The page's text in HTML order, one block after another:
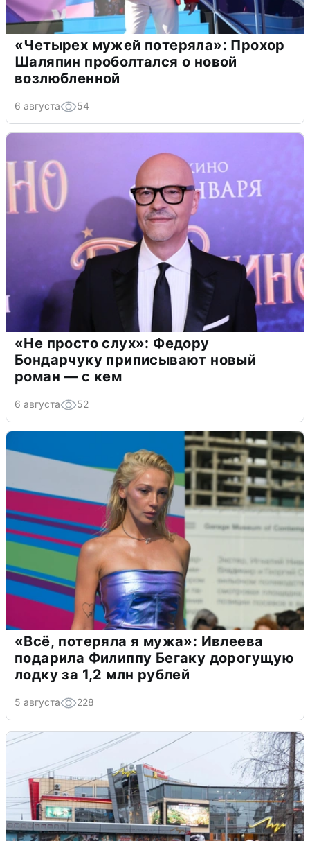
«Четырех мужей потеряла»: Прохор
Шаляпин проболтался о новой
возлюбленной
6 августа 54
«Не просто слух»: Федору
Бондарчуку приписывают новый
роман — с кем
6 августа 52
«Всё, потеряла я мужа»: Ивлеева
подарила Филиппу Бегаку дорогущую
лодку за 1,2 млн рублей
5 августа 228